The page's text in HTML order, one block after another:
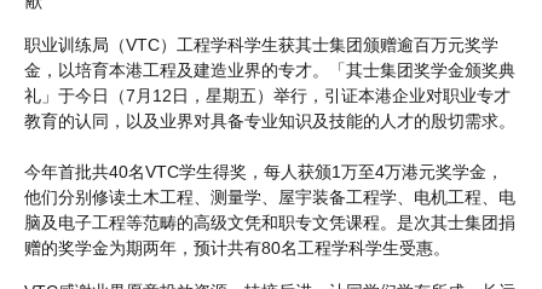
职业训练局（VTC）工程学科学生获其士集团颁赠逾百万元奖学
金，以培育本港工程及建造业界的专才。「其士集团奖学金颁奖典
礼」于今日（7月12日，星期五）举行，引证本港企业对职业专才
教育的认同，以及业界对具备专业知识及技能的人才的殷切需求。
今年首批共40名VTC学生得奖，每人获颁1万至4万港元奖学金，
他们分别修读土木工程、测量学、屋宇装备工程学、电机工程、电
脑及电子工程等范畴的高级文凭和职专文凭课程。是次其士集团捐
赠的奖学金为期两年，预计共有80名工程学科学生受惠。